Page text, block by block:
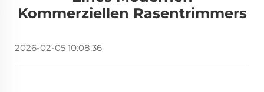
Kommerziellen Rasentrimmers
2026-02-05 10:08:36